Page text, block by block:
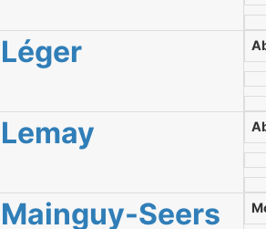
Léger
Lemay
Mainguy-Seers